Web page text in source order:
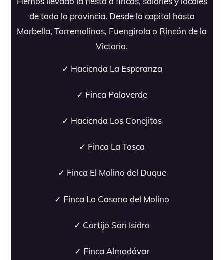
de toda la provincia. Desde la capital hasta
Marbella, Torremolinos, Fuengirola o Rincón de la
Victoria.
✓ Hacienda La Esperanza
✓ Finca Paloverde
✓ Hacienda Los Conejitos
✓ Finca La Tosca
✓ Finca El Molino del Duque
✓ Finca La Casona del Molino
✓ Cortijo San Isidro
✓ Finca Almodóvar